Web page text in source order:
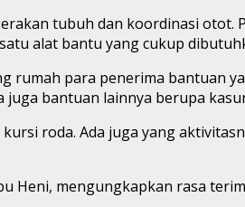
tubuh dan koordinasi otot.
alat bantu yang cukup
rumah para penerima bantuan
juga bantuan lainnya berupa
roda. Ada juga yang
Heni, mengungkapkan rasa